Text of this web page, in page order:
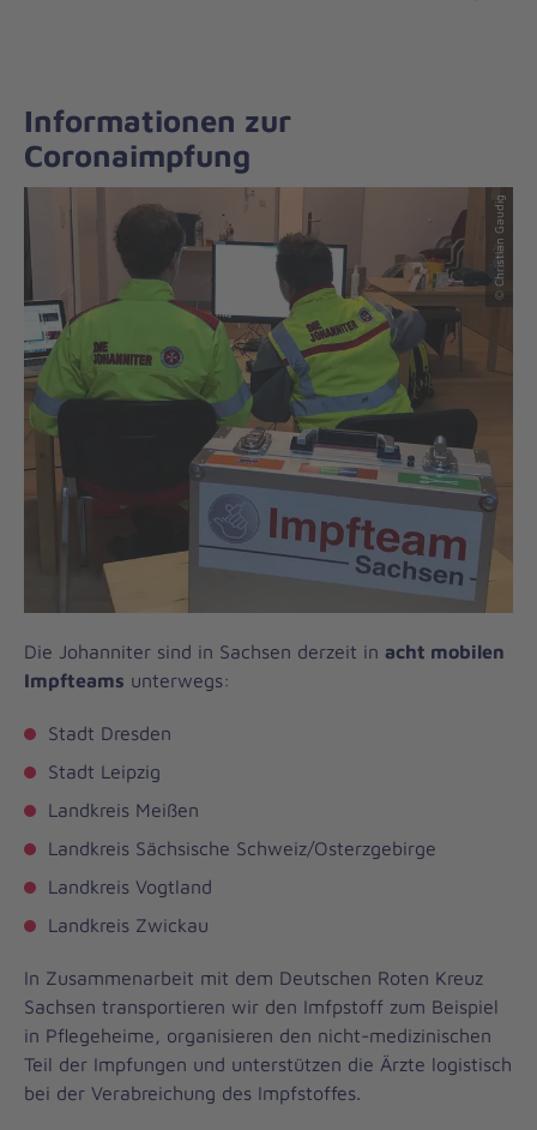
Informationen zur
Coronaimpfung
© Christian Gaudig
Die Johanniter sind in Sachsen derzeit in acht mobilen
Impfteams unterwegs:
Stadt Dresden
Stadt Leipzig
Landkreis Meißen
Landkreis Sächsische Schweiz/Osterzgebirge
Landkreis Vogtland
Landkreis Zwickau
In Zusammenarbeit mit dem Deutschen Roten Kreuz
Sachsen transportieren wir den Imfpstoff zum Beispiel
in Pflegeheime, organisieren den nicht-medizinischen
Teil der Impfungen und unterstützen die Ärzte logistisch
bei der Verabreichung des Impfstoffes.